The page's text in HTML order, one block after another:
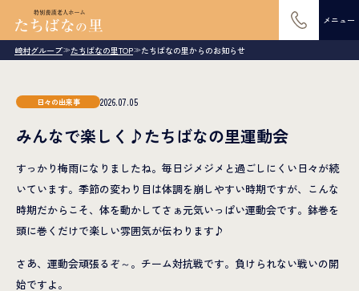
メニュー
崎村グループ≫たちばなの里TOP≫たちばなの里からのお知らせ
日々の出来事 2026.07.05
みんなで楽しく♪たちばなの里運動会
すっかり梅雨になりましたね。毎日ジメジメと過ごしにくい日々が続
いています。季節の変わり目は体調を崩しやすい時期ですが、こんな
時期だからこそ、体を動かしてさぁ元気いっぱい運動会です。鉢巻を
頭に巻くだけで楽しい雰囲気が伝わります♪
さあ、運動会頑張るぞ～。チーム対抗戦です。負けられない戦いの開
始ですよ。